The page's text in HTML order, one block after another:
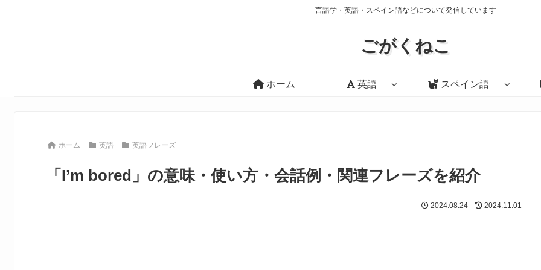
言語学・英語・スペイン語などについて発信しています
ごがくねこ
ホーム 英語 スペイン語
ホーム 英語 英語フレーズ
「I’m bored」の意味・使い方・会話例・関連フレーズを紹介
2024.08.24 2024.11.01